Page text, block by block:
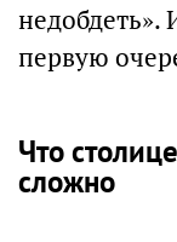
недобдеть».
первую
Что
сложно